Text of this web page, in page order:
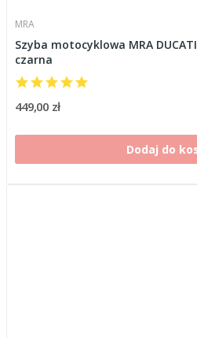
MRA
Szyba motocyklowa MRA
czarna
449,00 zł
Dodaj do